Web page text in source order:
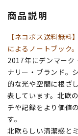
商品説明
【ネコポス送料無料
によるノートブック。
2017年にデンマーク
ナリー・ブランド。
的な光や空間に根ざ
表しています。北欧
チや記録をより価値
す。
北欧らしい清潔感と